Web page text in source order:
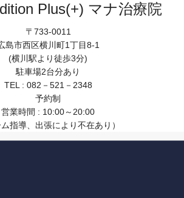
Plus(+) マナ治療院
〒733-0011
島市西区横川町1丁目8-1
(横川駅より徒歩3分)
駐車場2台分あり
TEL : 082－521－2348
予約制
営業時間 : 10:00～20:00
ム指導、出張により不在あり）